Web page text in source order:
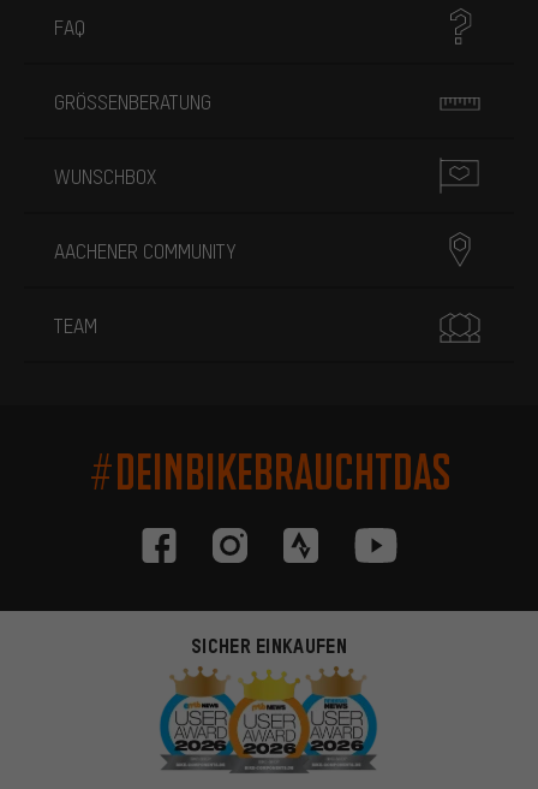
FAQ
GRÖSSENBERATUNG
WUNSCHBOX
AACHENER COMMUNITY
TEAM
#DEINBIKEBRAUCHTDAS
SICHER EINKAUFEN